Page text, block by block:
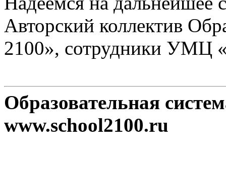
Авторский коллектив
2100», сотрудники УМЦ
Образовательная
www.school2100.ru